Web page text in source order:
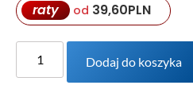
raty od 39,60PLN
Dodaj do koszyka